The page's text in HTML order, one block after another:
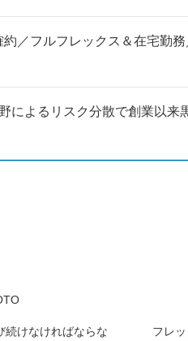
／フルフレックス＆在宅勤
によるリスク分散で創業以
続けなければならな
フレ